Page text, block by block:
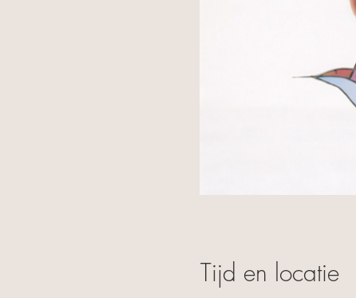
Tijd en locatie